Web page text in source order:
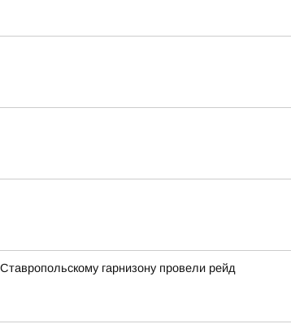
гарнизону провели рейд